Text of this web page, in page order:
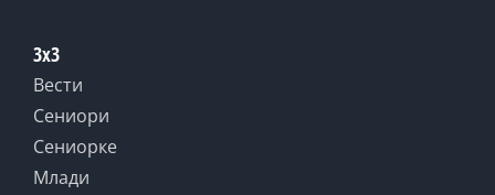
3x3
Вести
Сениори
Сениорке
Млади